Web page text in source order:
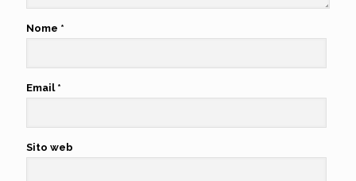
Nome *
Email *
Sito web